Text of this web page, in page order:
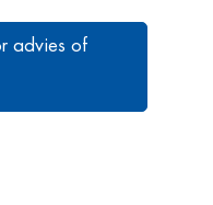
advies of